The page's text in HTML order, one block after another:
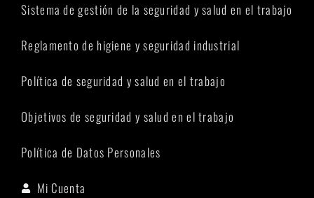
Sistema de gestión de la seguridad y salud en el trabajo
Reglamento de higiene y seguridad industrial
Política de seguridad y salud en el trabajo
Objetivos de seguridad y salud en el trabajo
Política de Datos Personales
Mi Cuenta